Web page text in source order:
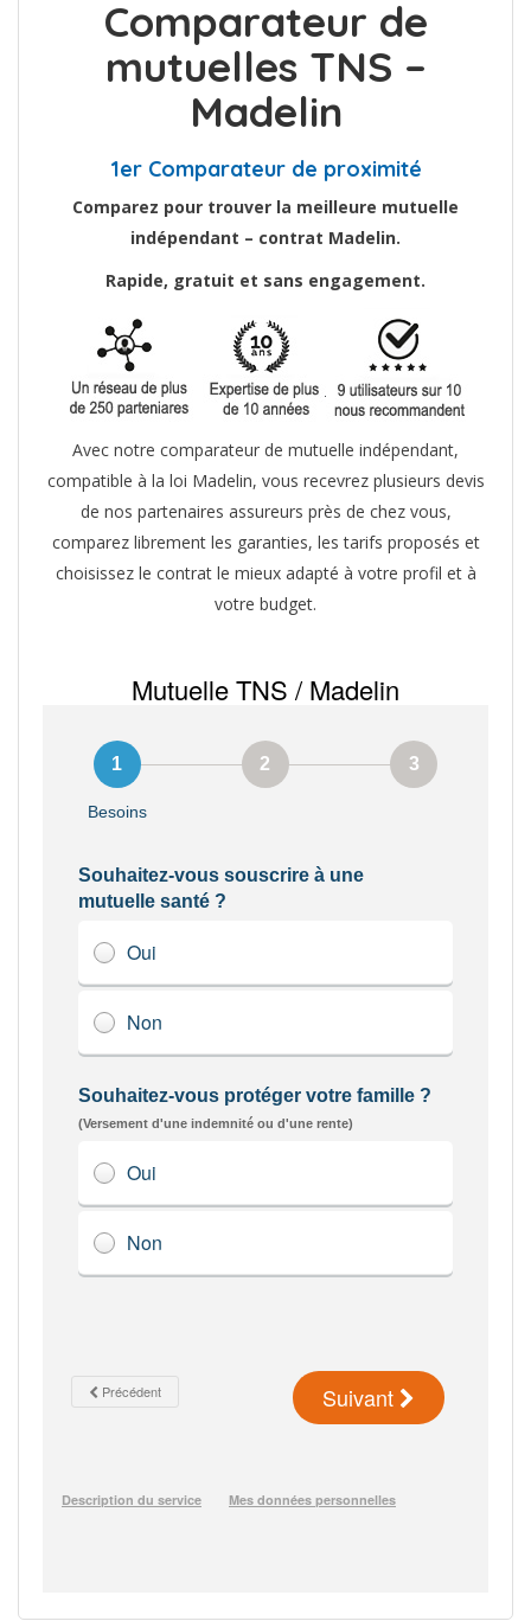
Comparateur de
mutuelles TNS –
Madelin
1er Comparateur de proximité
Comparez pour trouver la meilleure mutuelle
indépendant – contrat Madelin.
Rapide, gratuit et sans engagement.
Avec notre comparateur de mutuelle indépendant,
compatible à la loi Madelin, vous recevrez plusieurs devis
de nos partenaires assureurs près de chez vous,
comparez librement les garanties, les tarifs proposés et
choisissez le contrat le mieux adapté à votre profil et à
votre budget.